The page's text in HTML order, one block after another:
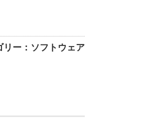
リー：ソフトウェア